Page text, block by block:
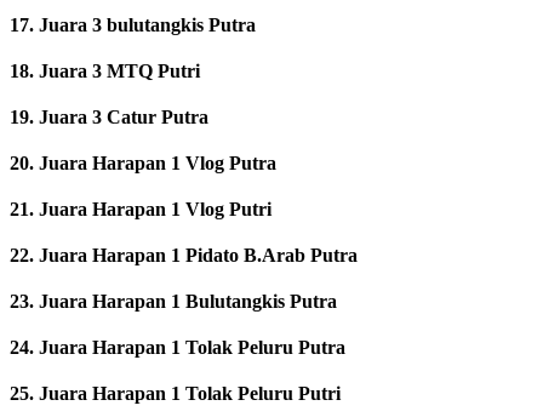
17. Juara 3 bulutangkis Putra
18. Juara 3 MTQ Putri
19. Juara 3 Catur Putra
20. Juara Harapan 1 Vlog Putra
21. Juara Harapan 1 Vlog Putri
22. Juara Harapan 1 Pidato B.Arab Putra
23. Juara Harapan 1 Bulutangkis Putra
24. Juara Harapan 1 Tolak Peluru Putra
25. Juara Harapan 1 Tolak Peluru Putri